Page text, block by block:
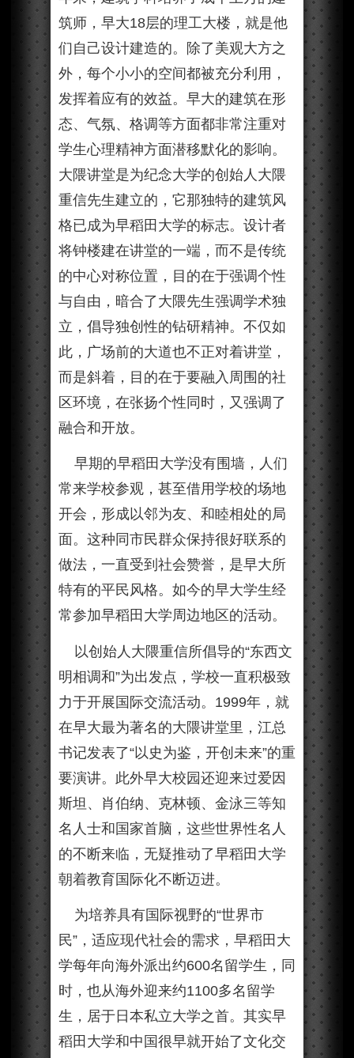
筑师，早大18层的理工大楼，就是他
们自己设计建造的。除了美观大方之
外，每个小小的空间都被充分利用，
发挥着应有的效益。早大的建筑在形
态、气氛、格调等方面都非常注重对
学生心理精神方面潜移默化的影响。
大隈讲堂是为纪念大学的创始人大隈
重信先生建立的，它那独特的建筑风
格已成为早稻田大学的标志。设计者
将钟楼建在讲堂的一端，而不是传统
的中心对称位置，目的在于强调个性
与自由，暗合了大隈先生强调学术独
立，倡导独创性的钻研精神。不仅如
此，广场前的大道也不正对着讲堂，
而是斜着，目的在于要融入周围的社
区环境，在张扬个性同时，又强调了
融合和开放。
早期的早稻田大学没有围墙，人们
常来学校参观，甚至借用学校的场地
开会，形成以邻为友、和睦相处的局
面。这种同市民群众保持很好联系的
做法，一直受到社会赞誉，是早大所
特有的平民风格。如今的早大学生经
常参加早稻田大学周边地区的活动。
以创始人大隈重信所倡导的“东西文
明相调和”为出发点，学校一直积极致
力于开展国际交流活动。1999年，就
在早大最为著名的大隈讲堂里，江总
书记发表了“以史为鉴，开创未来”的重
要演讲。此外早大校园还迎来过爱因
斯坦、肖伯纳、克林顿、金泳三等知
名人士和国家首脑，这些世界性名人
的不断来临，无疑推动了早稻田大学
朝着教育国际化不断迈进。
为培养具有国际视野的“世界市
民”，适应现代社会的需求，早稻田大
学每年向海外派出约600名留学生，同
时，也从海外迎来约1100多名留学
生，居于日本私立大学之首。其实早
稻田大学和中国很早就开始了文化交